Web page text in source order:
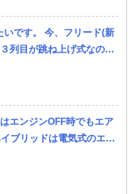
です。 今、フリード(新
列目が跳ね上げ式なのが
の人にも圧迫感を与え...
エンジンOFF時でもエア
ブリッドは電気式のエア
します。